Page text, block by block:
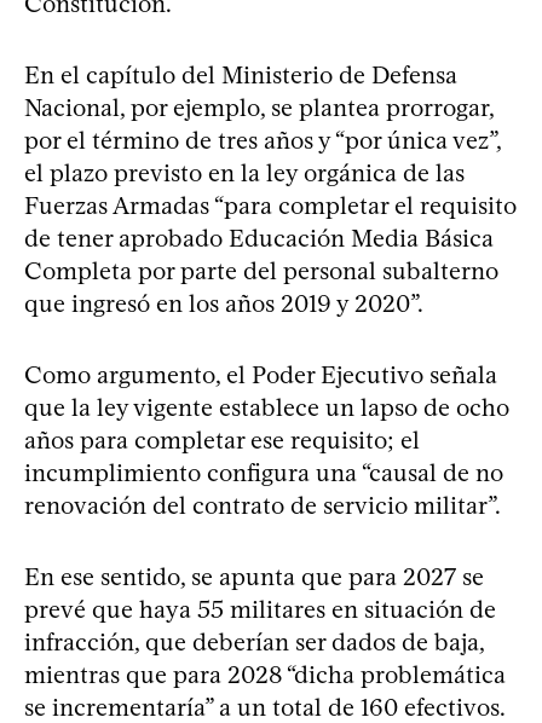
En el capítulo del Ministerio de Defensa
Nacional, por ejemplo, se plantea prorrogar,
por el término de tres años y “por única vez”,
el plazo previsto en la ley orgánica de las
Fuerzas Armadas “para completar el requisito
de tener aprobado Educación Media Básica
Completa por parte del personal subalterno
que ingresó en los años 2019 y 2020”.
Como argumento, el Poder Ejecutivo señala
que la ley vigente establece un lapso de ocho
años para completar ese requisito; el
incumplimiento configura una “causal de no
renovación del contrato de servicio militar”.
En ese sentido, se apunta que para 2027 se
prevé que haya 55 militares en situación de
infracción, que deberían ser dados de baja,
mientras que para 2028 “dicha problemática
se incrementaría” a un total de 160 efectivos.